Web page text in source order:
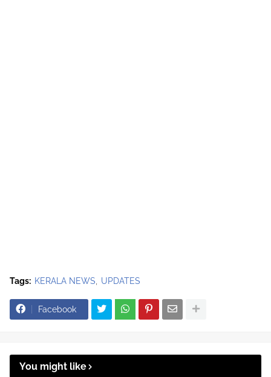
Tags: KERALA NEWS UPDATES
Facebook
You might like